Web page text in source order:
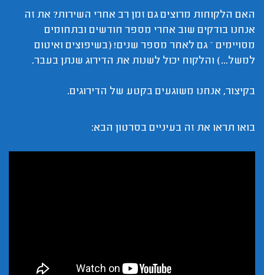
האם הלקוחות מרוצים גם זמן רב אחרי השירות? את זה
אנחנו בודקים שוב אחרי מספר חודשים ובתחומים
מסויימים – גם לאחר מספר שנים! (בשיפוצים ואיטום
למשל...) והלקוח יכול לשנות את הדירוג שנתן בעבר.
בקיצור, אנחנו משוגעים בקטע של הדירוגים.
בואו תראו את זה בעיניים בסרטון הבא: